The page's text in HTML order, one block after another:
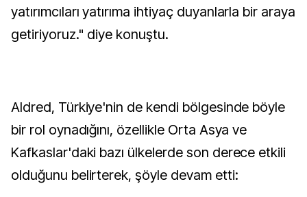
yatırımcıları yatırıma ihtiyaç duyanlarla bir araya
getiriyoruz." diye konuştu.
Aldred, Türkiye'nin de kendi bölgesinde böyle
bir rol oynadığını, özellikle Orta Asya ve
Kafkaslar'daki bazı ülkelerde son derece etkili
olduğunu belirterek, şöyle devam etti: